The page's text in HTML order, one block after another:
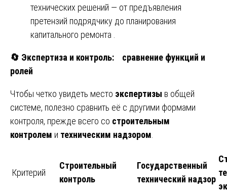
технических решений — от предъявления
претензий подрядчику до планирования
капитального ремонта .
🔄 Экспертиза и контроль: сравнение функций и
ролей
Чтобы четко увидеть место экспертизы в общей
системе, полезно сравнить её с другими формами
контроля, прежде всего со строительным
контролем и техническим надзором
Критерий
Строительный
контроль
Государственный
технический надзор